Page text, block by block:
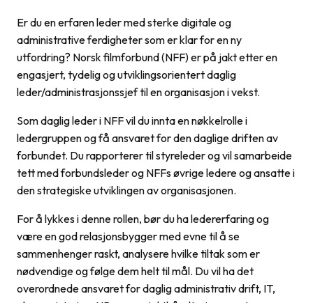
Er du en erfaren leder med sterke digitale og
administrative ferdigheter som er klar for en ny
utfordring? Norsk filmforbund (NFF) er på jakt etter en
engasjert, tydelig og utviklingsorientert daglig
leder/administrasjonssjef til en organisasjon i vekst.
Som daglig leder i NFF vil du innta en nøkkelrolle i
ledergruppen og få ansvaret for den daglige driften av
forbundet. Du rapporterer til styreleder og vil samarbeide
tett med forbundsleder og NFFs øvrige ledere og ansatte i
den strategiske utviklingen av organisasjonen.
For å lykkes i denne rollen, bør du ha ledererfaring og
være en god relasjonsbygger med evne til å se
sammenhenger raskt, analysere hvilke tiltak som er
nødvendige og følge dem helt til mål. Du vil ha det
overordnede ansvaret for daglig administrativ drift, IT,